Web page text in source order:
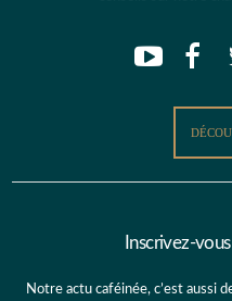
Inscrivez-
Notre actu caféinée, c’est aussi